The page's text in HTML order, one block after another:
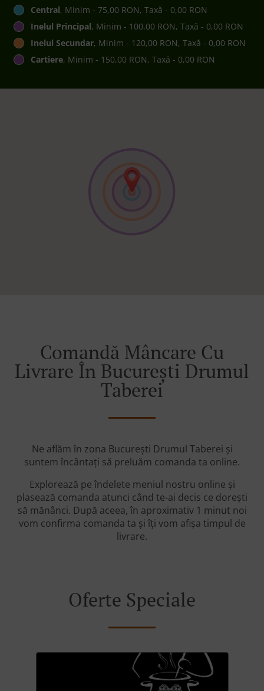
Central, Minim - 75,00 RON, Taxă - 0,00 RON
Inelul Principal, Minim - 100,00 RON, Taxă - 0,00 RON
Inelul Secundar, Minim - 120,00 RON, Taxă - 0,00 RON
Cartiere, Minim - 150,00 RON, Taxă - 0,00 RON
Comandă Mâncare Cu
Livrare În București Drumul
Taberei
Ne aflăm în zona București Drumul Taberei și
suntem încântați să preluăm comanda ta online.
Explorează pe îndelete meniul nostru online și
plasează comanda atunci când te-ai decis ce dorești
să mănânci. După aceea, în aproximativ 1 minut noi
vom confirma comanda ta și îți vom afișa timpul de
livrare.
Oferte Speciale